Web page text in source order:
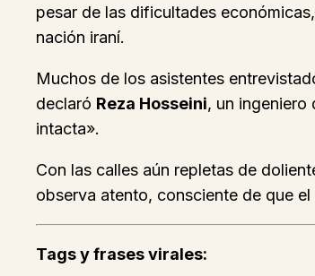
pesar de las dificultades
nación iraní.
Muchos de los asistentes
declaró Reza Hosseini, un ingeniero
intacta».
Con las calles aún repletas de
observa atento, consciente de que
Tags y frases virales: